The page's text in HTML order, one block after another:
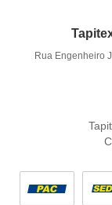
Rua Engenheiro